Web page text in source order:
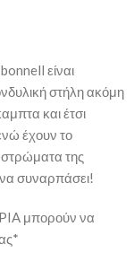
είναι
στήλη ακόμη
και έτσι
έχουν το
της
συναρπάσει!
μπορούν να